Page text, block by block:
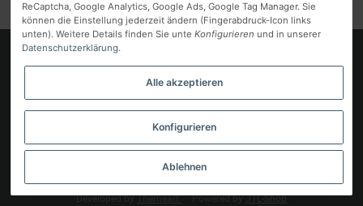
Gesetzliche Informationen
Vertrag widerrufen
Developed byThemeart Powered byJTL-Shop
ReCaptcha, Google Analytics, Google Ads, Google Tag Manager. Sie
können die Einstellung jederzeit ändern (Fingerabdruck-Icon links
unten). Weitere Details finden Sie unte Konfigurieren und in unserer
Datenschutzerklärung.
Alle akzeptieren
Konfigurieren
Ablehnen